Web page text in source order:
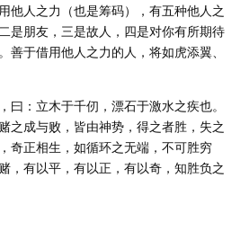
他人之力（也是筹码），有五种他人之
是朋友，三是故人，四是对你有所期待
善于借用他人之力的人，将如虎添翼、
曰：立木于千仞，漂石于激水之疾也。
之成与败，皆由神势，得之者胜，失之
奇正相生，如循环之无端，不可胜穷
，有以平，有以正，有以奇，知胜负之